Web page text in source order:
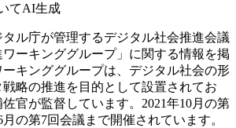
てAI生成
ル庁が管理するデジタル社会推進会議
ーキンググループ」に関する情報を掲
キンググループは、デジタル社会の形
略の推進を目的として設置されてお
官が監督しています。2021年10月の第
の第7回会議まで開催されています。